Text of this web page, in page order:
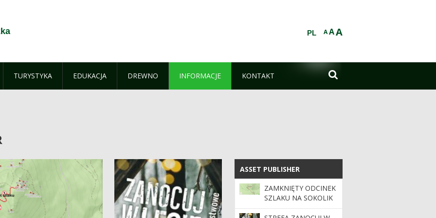
AAA
PL
TURYSTYKA EDUKACJA DREWNO INFORMACJE KONTAKT 
ASSET PUBLISHER
ASSET PUBLISHER
ZAMKNIĘTY ODCINEK
SZLAKU NA SOKOLIK
DUŻY